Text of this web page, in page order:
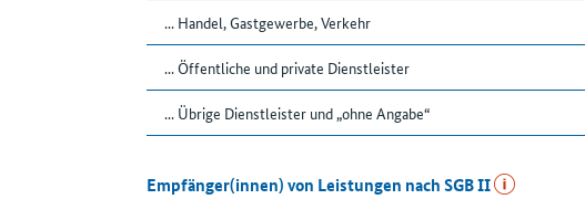
... Handel, Gastgewerbe, Verkehr
... Öffentliche und private Dienstleister
... Übrige Dienstleister und „ohne Angabe“
Empfänger(innen) von Leistungen nach SGB II